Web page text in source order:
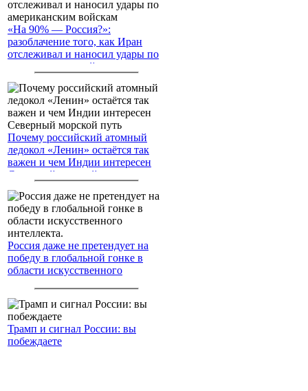
«На 90% — Россия?»:
разоблачение того, как Иран
отслеживал и наносил удары по
американским войскам
Почему российский атомный
ледокол «Ленин» остаётся так
важен и чем Индии интересен
Северный морской путь
Россия даже не претендует на
победу в глобальной гонке в
области искусственного
Трамп и сигнал России: вы
побеждаете